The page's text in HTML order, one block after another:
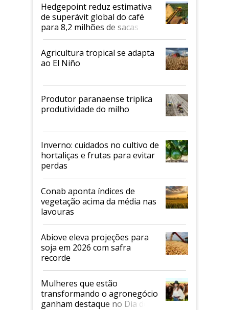
Hedgepoint reduz estimativa
de superávit global do café
para 8,2 milhões de sacas
Agricultura tropical se adapta
ao El Niño
Produtor paranaense triplica
produtividade do milho
Inverno: cuidados no cultivo de
hortaliças e frutas para evitar
perdas
Conab aponta índices de
vegetação acima da média nas
lavouras
Abiove eleva projeções para
soja em 2026 com safra
recorde
Mulheres que estão
transformando o agronegócio
ganham destaque no Dia do